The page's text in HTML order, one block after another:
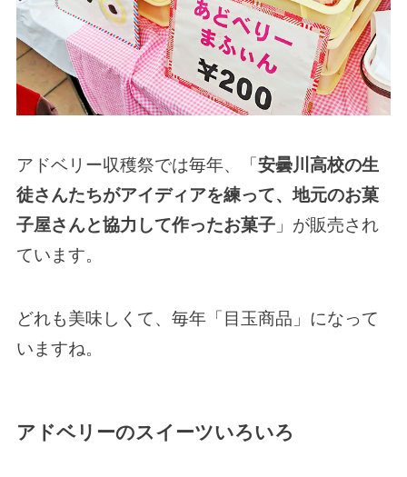
アドベリー収穫祭では毎年、「安曇川高校の生
徒さんたちがアイディアを練って、地元のお菓
子屋さんと協力して作ったお菓子」が販売され
ています。
どれも美味しくて、毎年「目玉商品」になって
いますね。
アドベリーのスイーツいろいろ